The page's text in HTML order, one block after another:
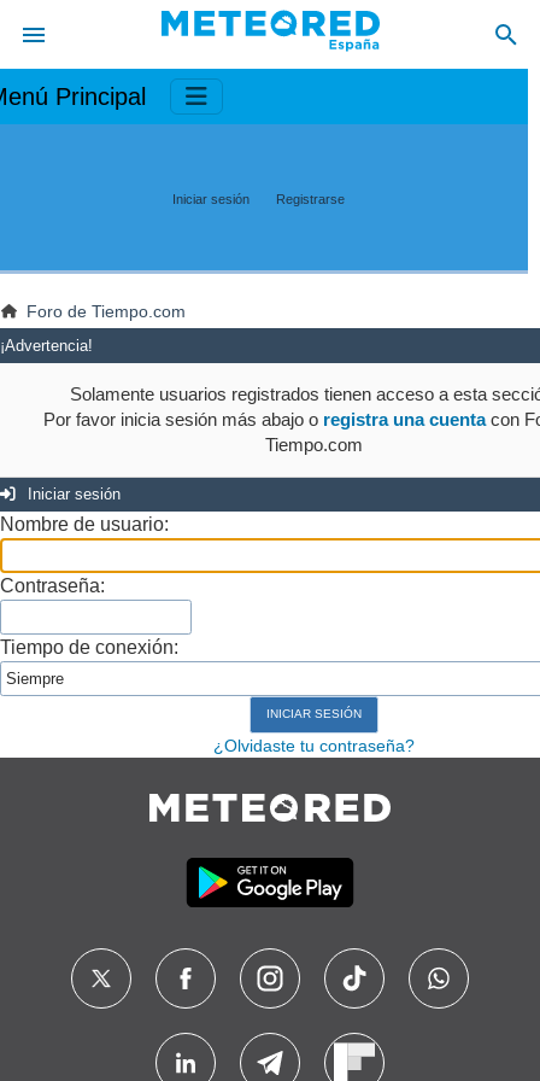
Principal
Iniciar sesión Registrarse
Foro de Tiempo.com
¡Advertencia!
Solamente usuarios registrados tienen acceso a esta
Por favor inicia sesión más abajo o registra una cuentacon
Tiempo.com
Iniciar sesión
Nombre de usuario:
Contraseña:
Tiempo de conexión:
¿Olvidaste tu contraseña?